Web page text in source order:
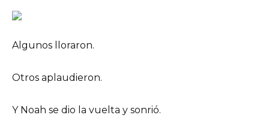
Algunos lloraron.
Otros aplaudieron.
Y Noah se dio la vuelta y sonrió.